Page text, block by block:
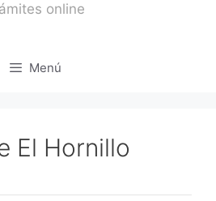
online
Menú
El Hornillo